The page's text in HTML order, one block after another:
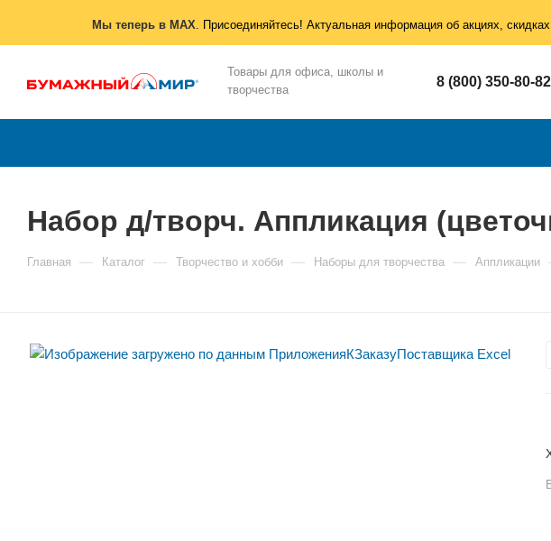
Мы теперь в MAX. Присоединяйтесь! Актуальная информация об акциях,
Товары для офиса, школы и
творчества
8 (800) 350-80-82
Набор д/творч. Аппликация
Главная — Каталог — Творчество и хобби — Наборы для творчества — Аппликации